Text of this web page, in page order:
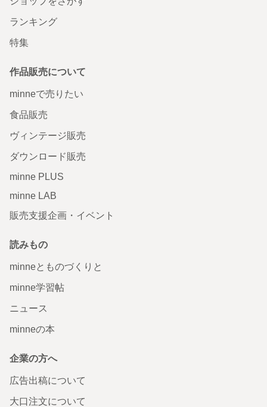
ランキング
特集
作品販売について
minneで売りたい
食品販売
ヴィンテージ販売
ダウンロード販売
minne PLUS
minne LAB
販売支援企画・イベント
読みもの
minneとものづくりと
minne学習帖
ニュース
minneの本
企業の方へ
広告出稿について
大口注文について